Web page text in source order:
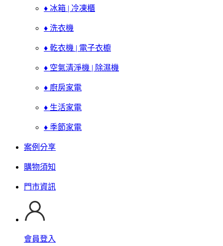
♦ 冰箱 | 冷凍櫃
♦ 洗衣機
♦ 乾衣機 | 電子衣櫥
♦ 空氣清淨機 | 除濕機
♦ 廚房家電
♦ 生活家電
♦ 季節家電
案例分享
購物須知
門市資訊
會員登入